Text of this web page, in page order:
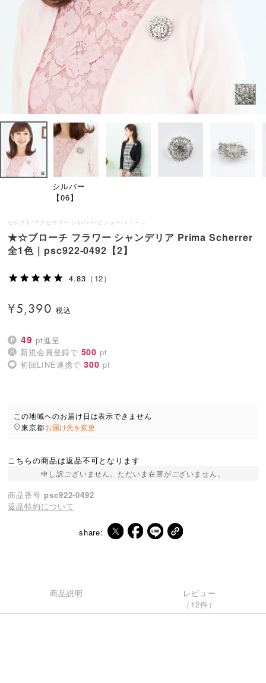
シルバー
【06】
セレクト/アクセサリー/シルバー/ビジュー/ストーン
★☆ブローチ フラワー シャンデリア Prima Scherrer
全1色｜psc922-0492【2】
4.83 （12）
¥5,390
49 pt進呈
新規会員登録で 500 pt
初回LINE連携で 300 pt
この地域へのお届け日は表示できません
東京都お届け先を変更
こちらの商品は返品不可となります
申し訳ございません。ただいま在庫がございません。
商品番号 psc922-0492
返品特約について
share:
商品説明
レビュー
（12件）